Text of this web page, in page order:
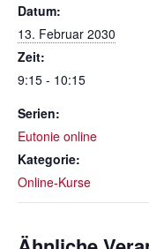
Datum:
13. Februar 2030
Zeit:
9:15 - 10:15
Serien:
Eutonie online
Kategorie:
Online-Kurse